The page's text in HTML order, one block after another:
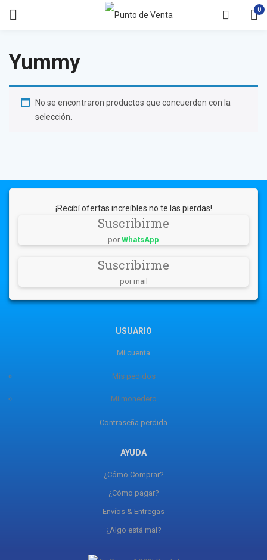
0
Yummy
No se encontraron productos que concuerden con la
selección.
¡Recibí ofertas increíbles no te las pierdas!
Suscribirme
por WhatsApp
Suscribirme
por mail
USUARIO
Mi cuenta
Mis pedidos
Mi monedero
Contraseña perdida
AYUDA
¿Cómo Comprar?
¿Cómo pagar?
Envíos & Entregas
¿Algo está mal?